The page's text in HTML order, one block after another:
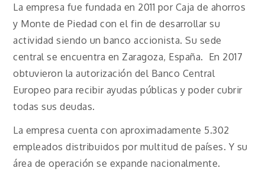
La empresa fue fundada en 2011 por Caja de ahorros
y Monte de Piedad con el fin de desarrollar su
actividad siendo un banco accionista. Su sede
central se encuentra en Zaragoza, España. En 2017
obtuvieron la autorización del Banco Central
Europeo para recibir ayudas públicas y poder cubrir
todas sus deudas.
La empresa cuenta con aproximadamente 5.302
empleados distribuidos por multitud de países. Y su
área de operación se expande nacionalmente.